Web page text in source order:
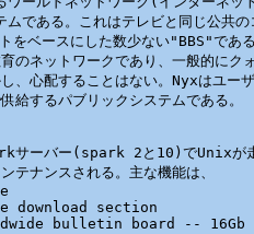
である。これはテレビと同じ公共の
をベースにした数少ない"BBS"であ
のネットワークであり、一般的にク
、心配することはない。Nyxはユー
給するパブリックシステムである。
サーバー(spark 2と10)でUnixが
テナンスされる。主な機能は、
download section
bulletin board -- 16Gb